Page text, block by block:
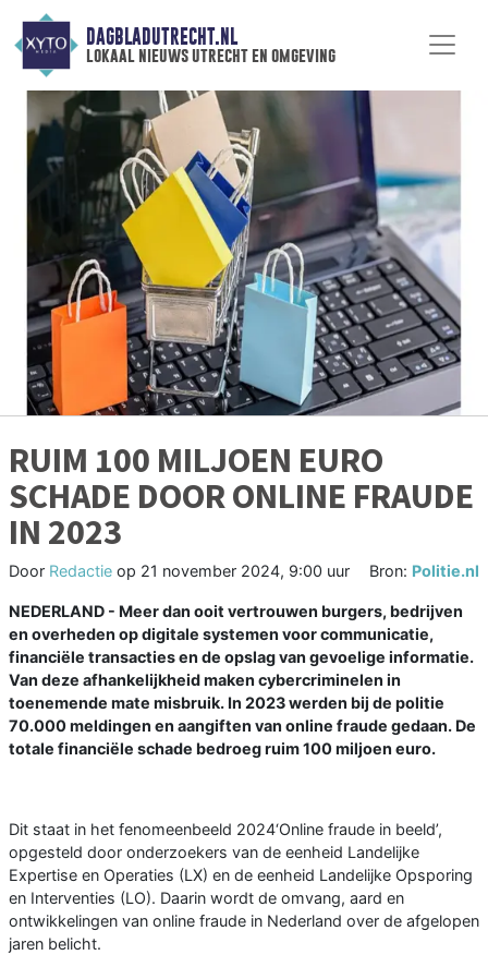
DAGBLADUTRECHT.NL
lokaal nieuws utrecht en omgeving
RUIM 100 MILJOEN EURO
SCHADE DOOR ONLINE FRAUDE
IN 2023
Door Redactie op 21 november 2024, 9:00 uur Bron: Politie.nl
NEDERLAND - Meer dan ooit vertrouwen burgers, bedrijven
en overheden op digitale systemen voor communicatie,
financiële transacties en de opslag van gevoelige informatie.
Van deze afhankelijkheid maken cybercriminelen in
toenemende mate misbruik. In 2023 werden bij de politie
70.000 meldingen en aangiften van online fraude gedaan. De
totale financiële schade bedroeg ruim 100 miljoen euro.
Dit staat in het fenomeenbeeld 2024‘Online fraude in beeld’,
opgesteld door onderzoekers van de eenheid Landelijke
Expertise en Operaties (LX) en de eenheid Landelijke Opsporing
en Interventies (LO). Daarin wordt de omvang, aard en
ontwikkelingen van online fraude in Nederland over de afgelopen
jaren belicht.